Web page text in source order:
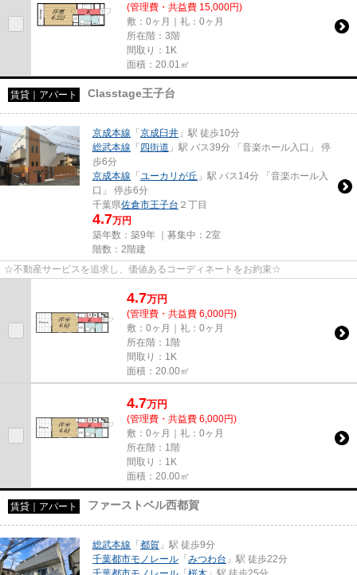
(管理費・共益費 15,000円)
敷：0ヶ月｜礼：0ヶ月
所在階：3階
間取り：1K
面積：20.01㎡
賃貸｜アパート Classtage王子台
京成本線 「京成臼井 」駅 徒歩10分
総武本線 「四街道 」駅 バス39分 「音楽ホール入口」 停
歩6分
京成本線 「 ユーカリが丘 」駅 バス14分 「音楽ホール入
口」 停歩6分
千葉県佐倉市王子台 ２丁目
4.7万円
築年数：築9年 ｜募集中： 2室
階数：2階建
☆不動産サービスを追求し、価値あるコーディネートをお約束☆
4.7万円
(管理費・共益費 6,000円)
敷：0ヶ月｜礼：0ヶ月
所在階：1階
間取り：1K
面積：20.00㎡
4.7万円
(管理費・共益費 6,000円)
敷：0ヶ月｜礼：0ヶ月
所在階：1階
間取り：1K
面積：20.00㎡
賃貸｜アパート ファーストベル西都賀
総武本線 「都賀 」駅 徒歩9分
千葉都市モノレール 「みつわ台 」駅 徒歩22分